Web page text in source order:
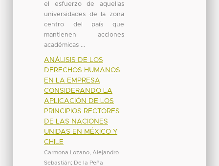
el esfuerzo de aquellas
universidades de la zona
centro del país que
mantienen acciones
académicas ...
ANÁLISIS DE LOS
DERECHOS HUMANOS
EN LA EMPRESA
CONSIDERANDO LA
APLICACIÓN DE LOS
PRINCIPIOS RECTORES
DE LAS NACIONES
UNIDAS EN MÉXICO Y
CHILE
Carmona Lozano, Alejandro
Sebastián; De la Peña